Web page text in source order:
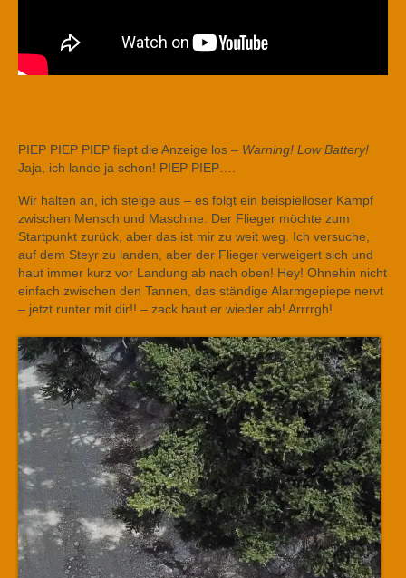
PIEP PIEP PIEP fiept die Anzeige los – Warning! Low Battery!
Jaja, ich lande ja schon! PIEP PIEP….
Wir halten an, ich steige aus – es folgt ein beispielloser Kampf
zwischen Mensch und Maschine. Der Flieger möchte zum
Startpunkt zurück, aber das ist mir zu weit weg. Ich versuche,
auf dem Steyr zu landen, aber der Flieger verweigert sich und
haut immer kurz vor Landung ab nach oben! Hey! Ohnehin nicht
einfach zwischen den Tannen, das ständige Alarmgepiepe nervt
– jetzt runter mit dir!! – zack haut er wieder ab! Arrrrgh!